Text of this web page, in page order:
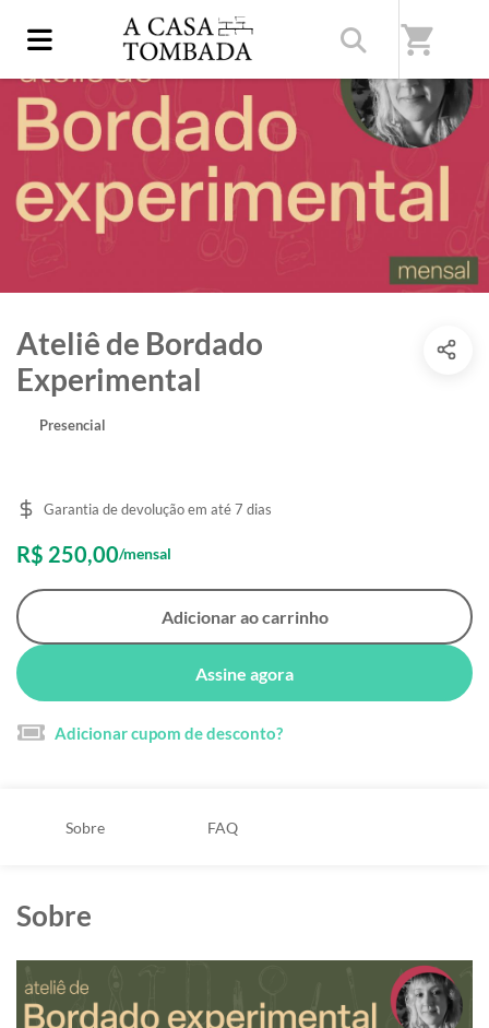
shopping_cart
Ateliê de Bordado
Experimental
Presencial
Garantia de devolução em até 7 dias
R$ 250,00/mensal
Adicionar ao carrinho
Assine agora
Adicionar cupom de desconto?
Sobre FAQ
Sobre